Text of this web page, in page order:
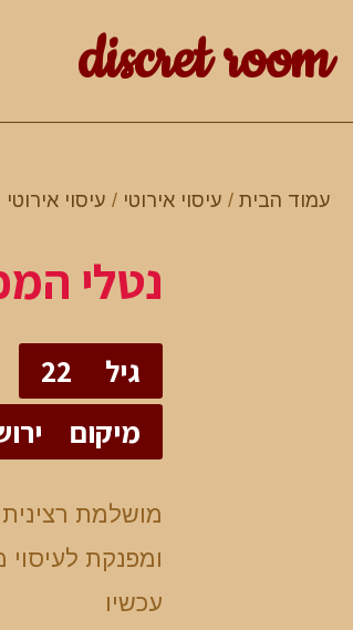
discret room
עמוד הבית / עיסוי אירוטי / עיסוי
נטלי
גיל
22
מיקום
מושלמת
ומפנקת
עכשיו